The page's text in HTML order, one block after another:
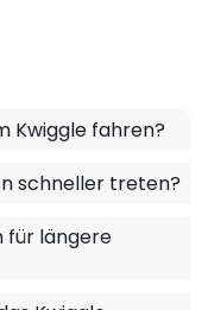
Kwiggle fahren?
schneller treten?
für längere